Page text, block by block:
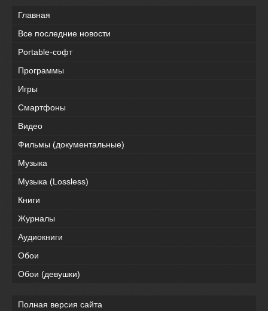
Главная
Все последние новости
Portable-софт
Программы
Игры
Смартфоны
Видео
Фильмы (документальные)
Музыка
Музыка (Lossless)
Книги
Журналы
Аудиокниги
Обои
Обои (девушки)
Полная версия сайта